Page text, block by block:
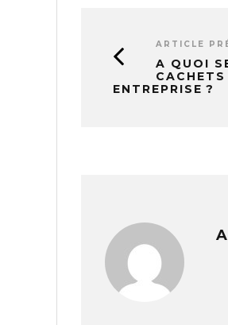
ARTICLE
A QUOI
ENTREPRISE ?